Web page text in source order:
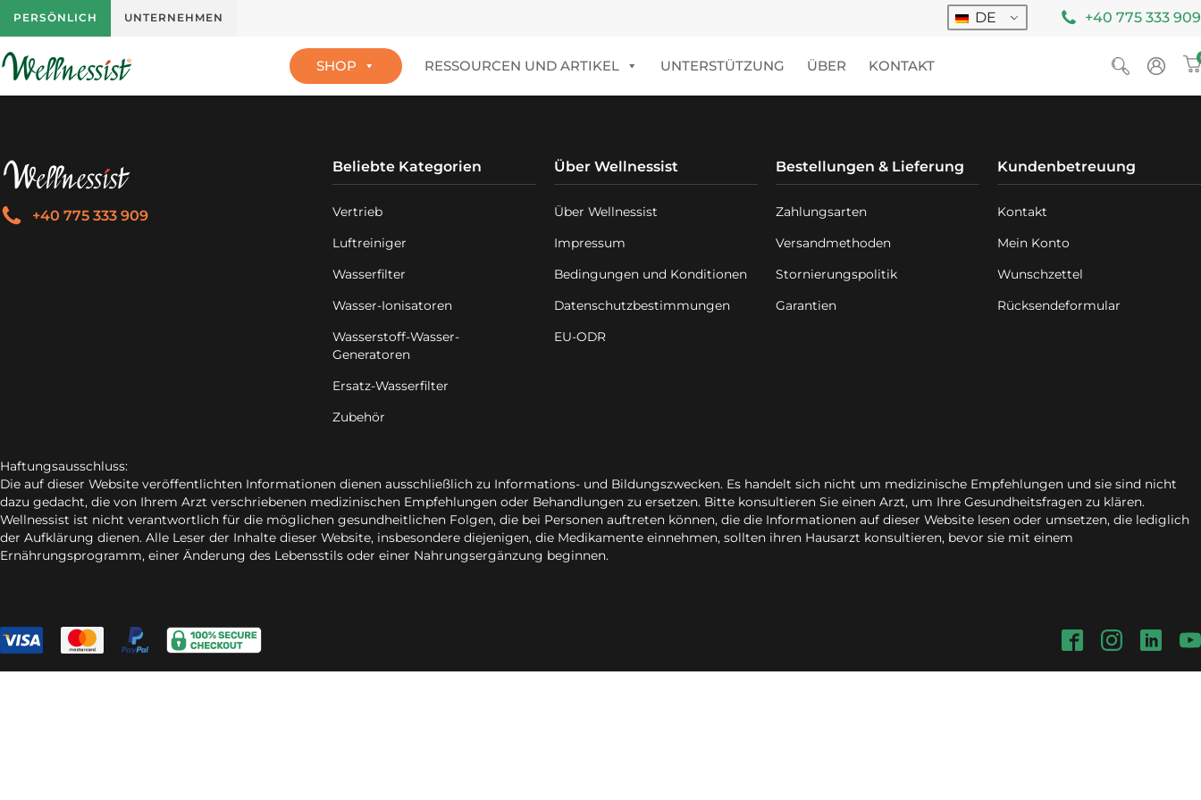
PERSÖNLICH UNTERNEHMEN DE +40 775 333 909
SHOP RESSOURCEN UND ARTIKEL UNTERSTÜTZUNG ÜBER KONTAKT
+40 775 333 909
Beliebte Kategorien
Vertrieb
Luftreiniger
Wasserfilter
Wasser-Ionisatoren
Wasserstoff-Wasser-
Generatoren
Ersatz-Wasserfilter
Zubehör
Über Wellnessist
Über Wellnessist
Impressum
Bedingungen und Konditionen
Datenschutzbestimmungen
EU-ODR
Bestellungen & Lieferung
Zahlungsarten
Versandmethoden
Stornierungspolitik
Garantien
Kundenbetreuung
Kontakt
Mein Konto
Wunschzettel
Rücksendeformular
Haftungsausschluss:
Die auf dieser Website veröffentlichten Informationen dienen ausschließlich zu Informations- und Bildungszwecken. Es handelt sich nicht um medizinische Empfehlungen und sie sind nicht
dazu gedacht, die von Ihrem Arzt verschriebenen medizinischen Empfehlungen oder Behandlungen zu ersetzen. Bitte konsultieren Sie einen Arzt, um Ihre Gesundheitsfragen zu klären.
Wellnessist ist nicht verantwortlich für die möglichen gesundheitlichen Folgen, die bei Personen auftreten können, die die Informationen auf dieser Website lesen oder umsetzen, die lediglich
der Aufklärung dienen. Alle Leser der Inhalte dieser Website, insbesondere diejenigen, die Medikamente einnehmen, sollten ihren Hausarzt konsultieren, bevor sie mit einem
Ernährungsprogramm, einer Änderung des Lebensstils oder einer Nahrungsergänzung beginnen.